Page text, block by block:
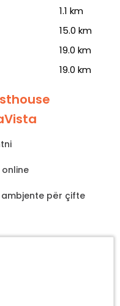
1.1 km
15.0 km
19.0 km
19.0 km
për çifte